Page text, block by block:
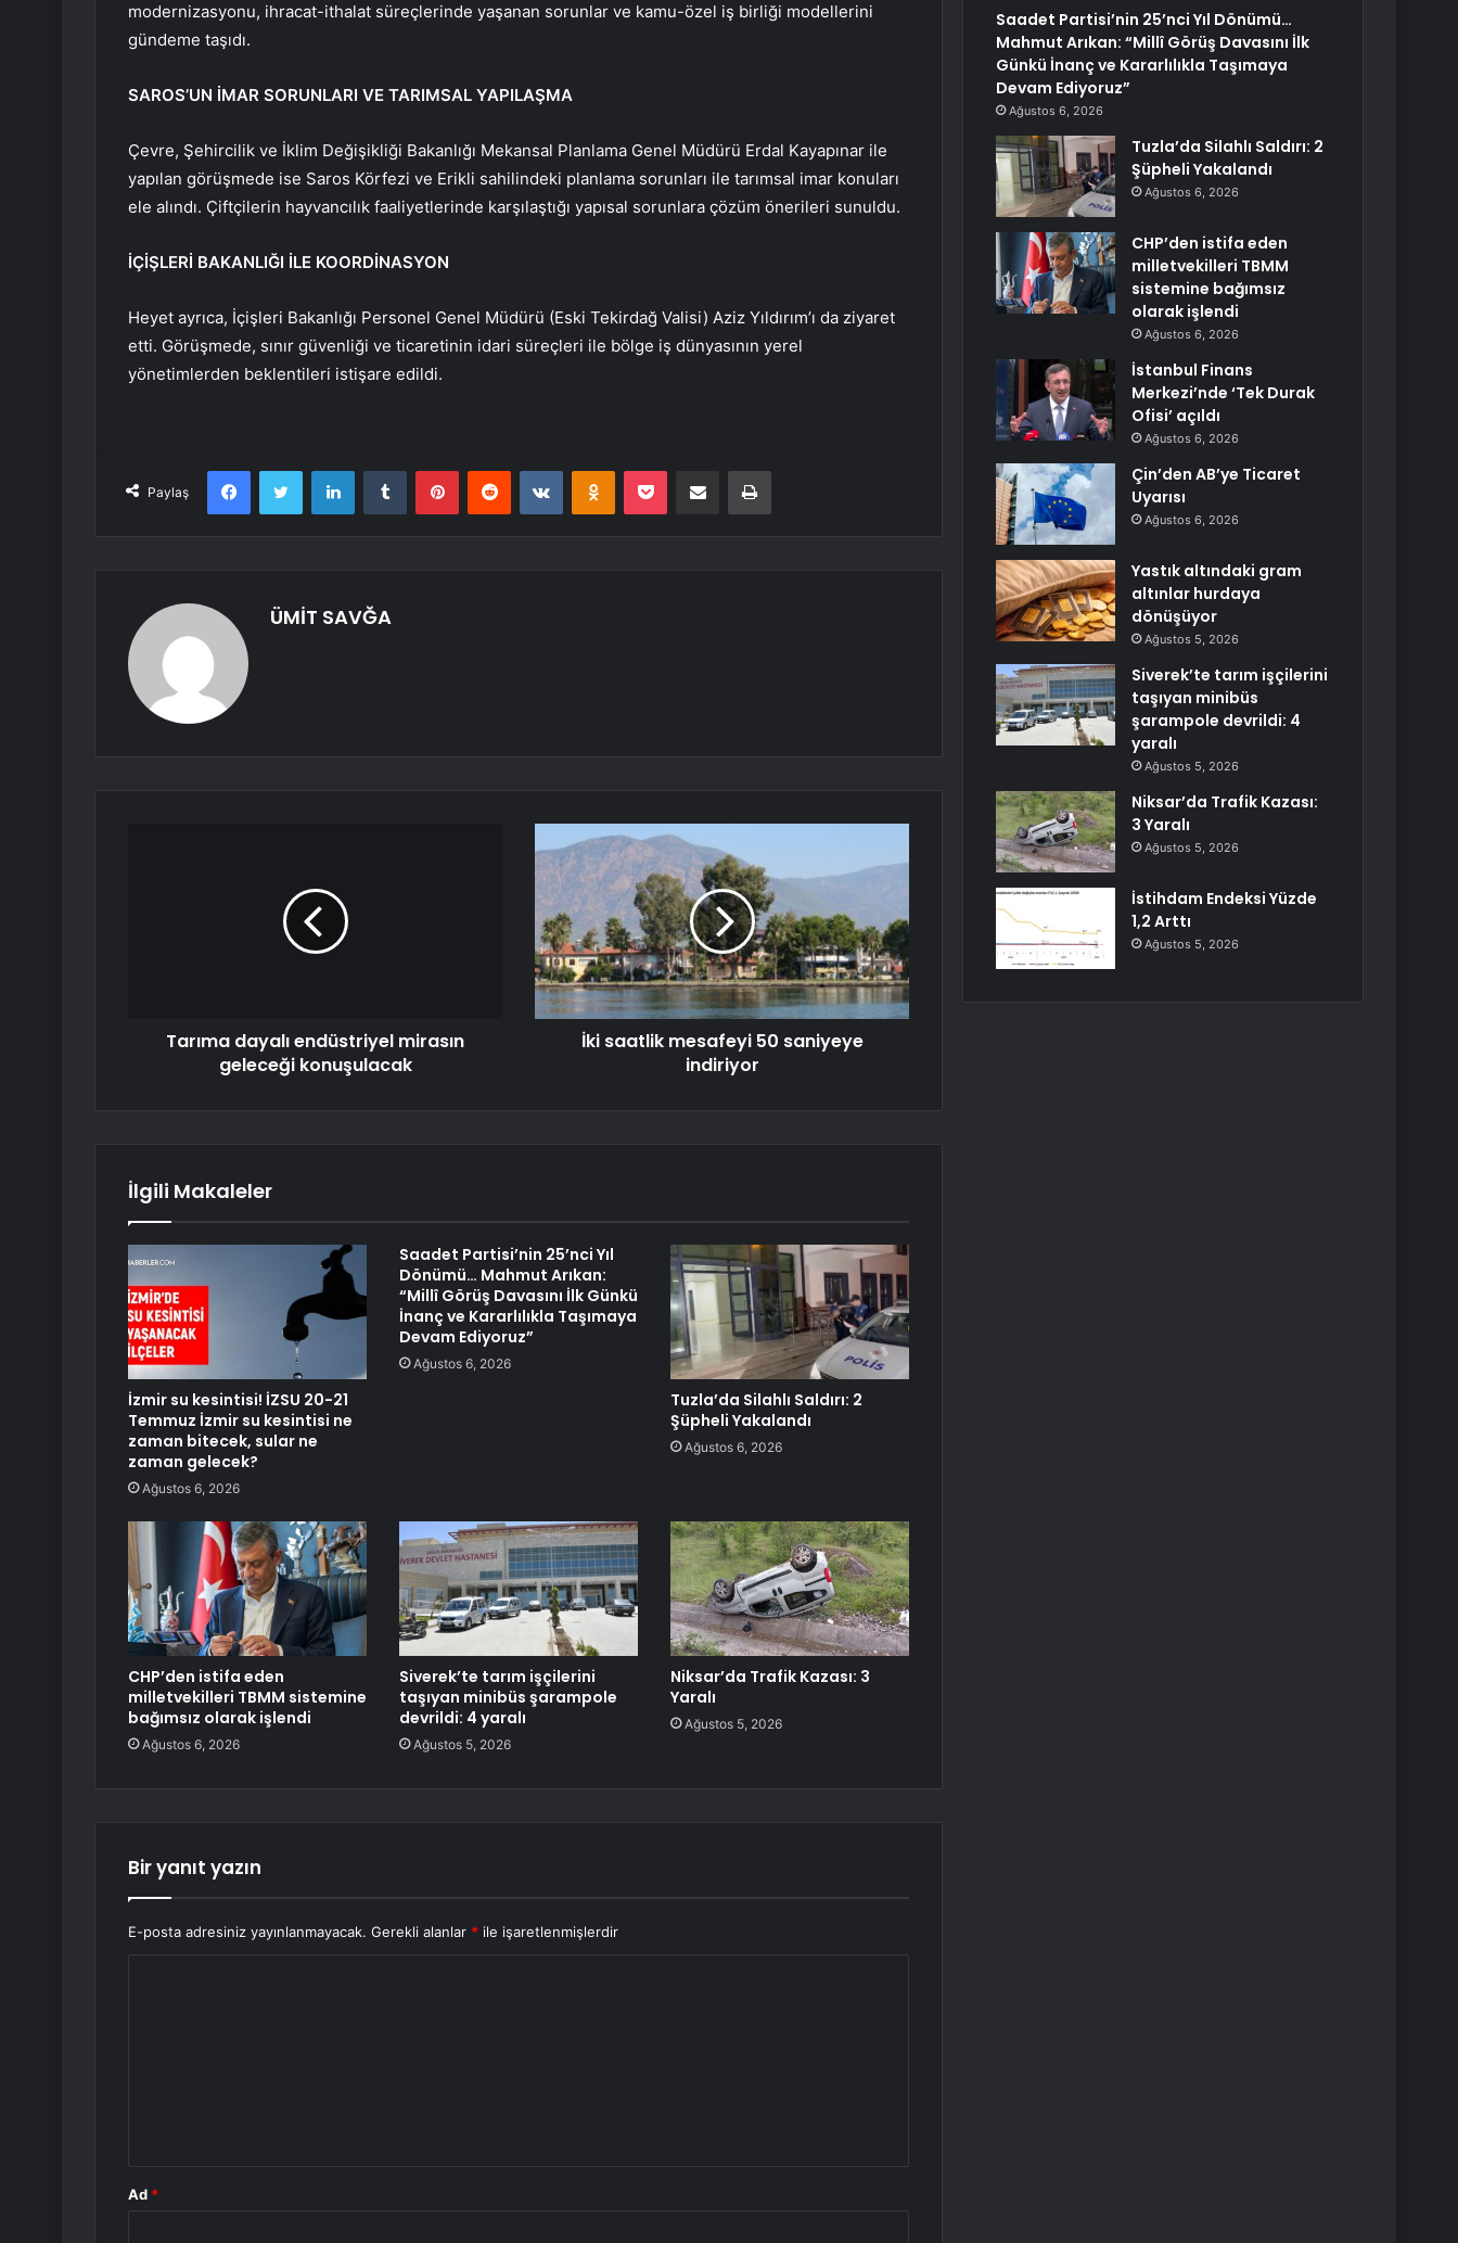
modernizasyonu, ihracat-ithalat süreçlerinde yaşanan sorunlar ve kamu-özel iş birliği modellerini
gündeme taşıdı.
SAROS’UN İMAR SORUNLARI VE TARIMSAL YAPILAŞMA
Çevre, Şehircilik ve İklim Değişikliği Bakanlığı Mekansal Planlama Genel Müdürü Erdal Kayapınar ile
yapılan görüşmede ise Saros Körfezi ve Erikli sahilindeki planlama sorunları ile tarımsal imar konuları
ele alındı. Çiftçilerin hayvancılık faaliyetlerinde karşılaştığı yapısal sorunlara çözüm önerileri sunuldu.
İÇİŞLERİ BAKANLIĞI İLE KOORDİNASYON
Heyet ayrıca, İçişleri Bakanlığı Personel Genel Müdürü (Eski Tekirdağ Valisi) Aziz Yıldırım’ı da ziyaret
etti. Görüşmede, sınır güvenliği ve ticaretinin idari süreçleri ile bölge iş dünyasının yerel
yönetimlerden beklentileri istişare edildi.
Paylaş
FacebookTwitter LinkedInTumblr PinterestReddit VKontakteOdnoklassniki
Pocket E-Posta ile paylaş Yazdır
ÜMİT SAVĞA
Tarıma dayalı endüstriyel mirasın
geleceği konuşulacak
İki saatlik mesafeyi 50 saniyeye
indiriyor
İlgili Makaleler
İzmir su kesintisi! İZSU 20-21
Temmuz İzmir su kesintisi ne
zaman bitecek, sular ne
zaman gelecek?
Ağustos 6, 2026
Saadet Partisi’nin 25’nci Yıl
Dönümü… Mahmut Arıkan:
“Millî Görüş Davasını İlk Günkü
İnanç ve Kararlılıkla Taşımaya
Devam Ediyoruz”
Ağustos 6, 2026
Tuzla’da Silahlı Saldırı: 2
Şüpheli Yakalandı
Ağustos 6, 2026
CHP’den istifa eden
milletvekilleri TBMM sistemine
bağımsız olarak işlendi
Ağustos 6, 2026
Siverek’te tarım işçilerini
taşıyan minibüs şarampole
devrildi: 4 yaralı
Ağustos 5, 2026
Niksar’da Trafik Kazası: 3
Yaralı
Ağustos 5, 2026
Bir yanıt yazın
E-posta adresiniz yayınlanmayacak. Gerekli alanlar * ile işaretlenmişlerdir
Ad *
Saadet Partisi’nin 25’nci Yıl Dönümü…
Mahmut Arıkan: “Millî Görüş Davasını İlk
Günkü İnanç ve Kararlılıkla Taşımaya
Devam Ediyoruz”
Ağustos 6, 2026
Tuzla’da Silahlı Saldırı: 2
Şüpheli Yakalandı
Ağustos 6, 2026
CHP’den istifa eden
milletvekilleri TBMM
sistemine bağımsız
olarak işlendi
Ağustos 6, 2026
İstanbul Finans
Merkezi’nde ‘Tek Durak
Ofisi’ açıldı
Ağustos 6, 2026
Çin’den AB’ye Ticaret
Uyarısı
Ağustos 6, 2026
Yastık altındaki gram
altınlar hurdaya
dönüşüyor
Ağustos 5, 2026
Siverek’te tarım işçilerini
taşıyan minibüs
şarampole devrildi: 4
yaralı
Ağustos 5, 2026
Niksar’da Trafik Kazası:
3 Yaralı
Ağustos 5, 2026
İstihdam Endeksi Yüzde
1,2 Arttı
Ağustos 5, 2026